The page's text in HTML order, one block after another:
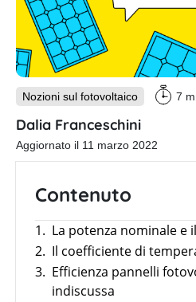
Webinar
con
partner
produttori
Ottimizzatori
Inverter
fotovoltaici
Sistemi
di
accumulo
Sistemi
Strumenti
Panoramica
Batterie
compatibili
Incentivi
E-mobility
Nozioni sul fotovoltaico
Aggiornato il 11 marzo 2022
7
Dalia Franceschini
Contenuto
1. La potenza nominale e
2. Il coefficiente di
3. Efficienza pannelli
indiscussa